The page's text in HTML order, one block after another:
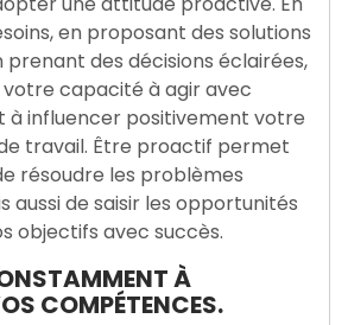
en proposant des solutions
des décisions éclairées,
capacité à agir avec
à influencer positivement votre
travail. Être proactif permet
résoudre les problèmes
aussi de saisir les opportunités
objectifs avec succès.
À
COMPÉTENCES.